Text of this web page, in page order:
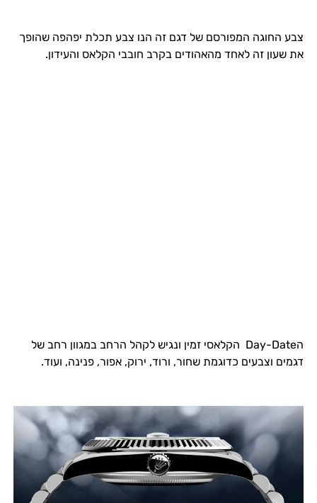
צבע החוגה המפורסם של דגם זה הנו צבע תכלת יפהפה שהופך
את שעון זה לאחד מהאהודים בקרב חובבי הקלאס והעידון.
הDay-Date הקלאסי זמין ונגיש לקהל הרחב במגוון רחב של
דגמים וצבעים כדוגמת שחור, ורוד, ירוק, אפור, פנינה, ועוד.